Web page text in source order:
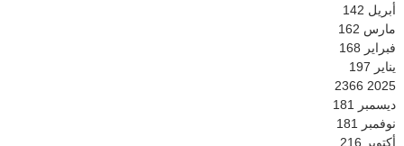
أبريل 142
مارس 162
فبراير 168
يناير 197
2025
2366
ديسمبر 181
نوفمبر 181
أكتوبر 216